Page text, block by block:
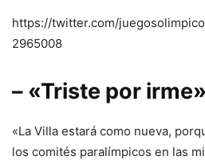
https://twitter.com/
2965008
– «Triste por
«La Villa estará como nueva,
los comités paralímpicos en las